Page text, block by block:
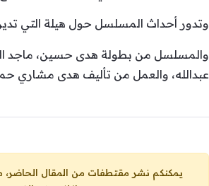
وتدور أحداث المسلسل حول هيلة التي
والمسلسل من بطولة هدى حسين، ماجد
عبدالله، والعمل من تأليف هدى مشاري
يمكنكم نشر مقتطفات من المقال الحاضر، ما حده الاقصى 25% من مجموع المقال، شرط: ذكر